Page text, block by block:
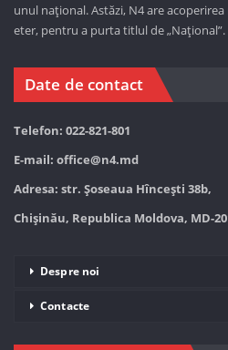
unul național. Astăzi, N4 are
eter, pentru a purta titlul de „Național”.
Date de contact
Telefon: 022-821-801
E-mail: office@n4.md
Adresa: str. Șoseaua Hînceşti 38b,
Chișinău, Republica Moldova, MD-
Despre noi
Contacte